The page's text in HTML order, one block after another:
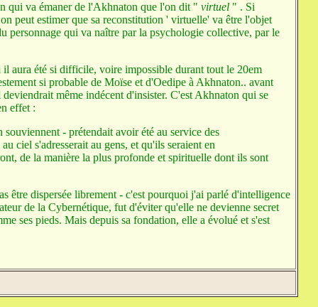
qui va émaner de l'Akhnaton que l'on dit " virtuel " . Si
peut estimer que sa reconstitution ' virtuelle' va être l'objet
personnage qui va naître par la psychologie collective, par le
aura été si difficile, voire impossible durant tout le 20em
si probable de Moïse et d'Oedipe à Akhnaton.. avant
même indécent d'insister. C'est Akhnaton qui se
effet :
- prétendait avoir été au service des
ciel s'adresserait au gens, et qu'ils seraient en
de la manière la plus profonde et spirituelle dont ils sont
être dispersée librement - c'est pourquoi j'ai parlé d'intelligence
de la Cybernétique, fut d'éviter qu'elle ne devienne secret
ses pieds. Mais depuis sa fondation, elle a évolué et s'est